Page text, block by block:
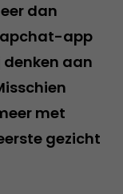
dan
app
aan
met
gezicht